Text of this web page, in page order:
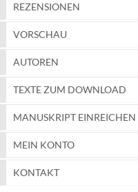
REZENSIONEN
VORSCHAU
AUTOREN
TEXTE ZUM DOWNLOAD
MANUSKRIPT EINREICHEN
MEIN KONTO
KONTAKT